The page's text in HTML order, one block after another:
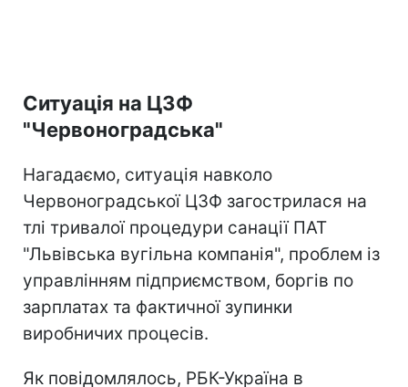
Ситуація на ЦЗФ
"Червоноградська"
Нагадаємо, ситуація навколо
Червоноградської ЦЗФ загострилася на
тлі тривалої процедури санації ПАТ
"Львівська вугільна компанія", проблем із
управлінням підприємством, боргів по
зарплатах та фактичної зупинки
виробничих процесів.
Як повідомлялось, РБК-Україна в